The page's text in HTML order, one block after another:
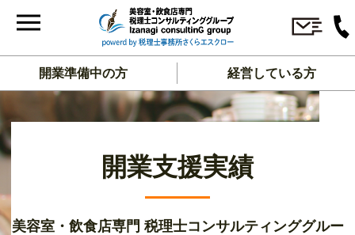
開業準備中の方 経営している方
開業支援実績
美容室・飲食店専門 税理士コンサルティンググルー